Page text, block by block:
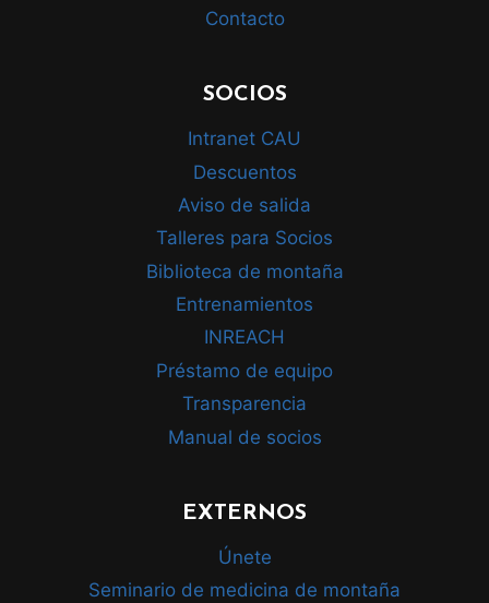
Contacto
SOCIOS
Intranet CAU
Descuentos
Aviso de salida
Talleres para Socios
Biblioteca de montaña
Entrenamientos
INREACH
Préstamo de equipo
Transparencia
Manual de socios
EXTERNOS
Únete
Seminario de medicina de montaña